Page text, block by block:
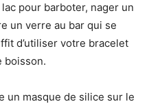
pour barboter, nager un
un verre au bar qui se
d’utiliser votre bracelet
boisson.
un masque de silice sur le